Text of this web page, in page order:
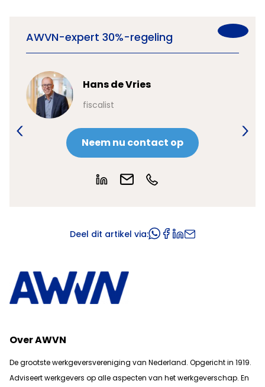
AWVN-expert 30%-regeling
Hans de Vries
fiscalist
Neem nu contact op
Deel dit artikel via:
Over AWVN
De grootste werkgeversvereniging van Nederland. Opgericht in 1919.
Adviseert werkgevers op alle aspecten van het werkgeverschap. En